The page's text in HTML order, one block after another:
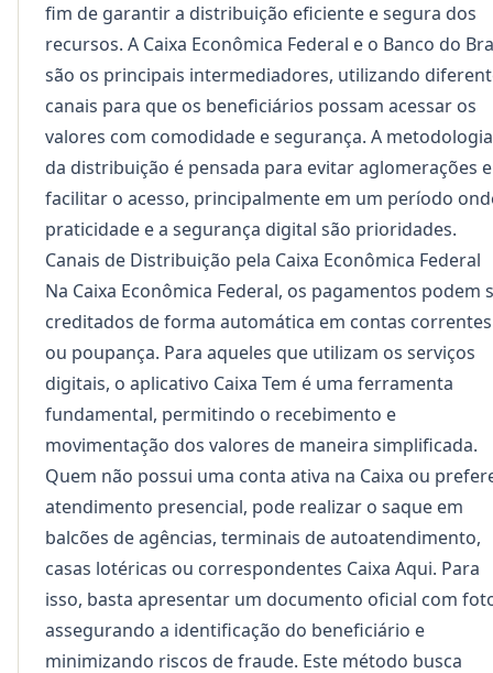
fim de garantir a distribuição eficiente e segura dos
recursos. A Caixa Econômica Federal e o Banco do
são os principais intermediadores, utilizando
canais para que os beneficiários possam acessar os
valores com comodidade e segurança. A metodologia
da distribuição é pensada para evitar aglomerações e
facilitar o acesso, principalmente em um período
praticidade e a segurança digital são prioridades.
Canais de Distribuição pela Caixa Econômica Federal
Na Caixa Econômica Federal, os pagamentos podem
creditados de forma automática em contas correntes
ou poupança. Para aqueles que utilizam os serviços
digitais, o aplicativo Caixa Tem é uma ferramenta
fundamental, permitindo o recebimento e
movimentação dos valores de maneira simplificada.
Quem não possui uma conta ativa na Caixa ou
atendimento presencial, pode realizar o saque em
balcões de agências, terminais de autoatendimento,
casas lotéricas ou correspondentes Caixa Aqui. Para
isso, basta apresentar um documento oficial com
assegurando a identificação do beneficiário e
minimizando riscos de fraude. Este método busca